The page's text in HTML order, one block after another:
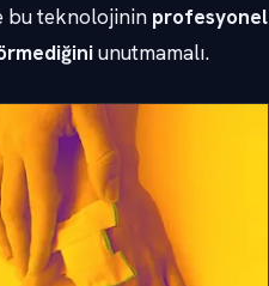
bu teknolojinin profesyonel
unutmamalı.